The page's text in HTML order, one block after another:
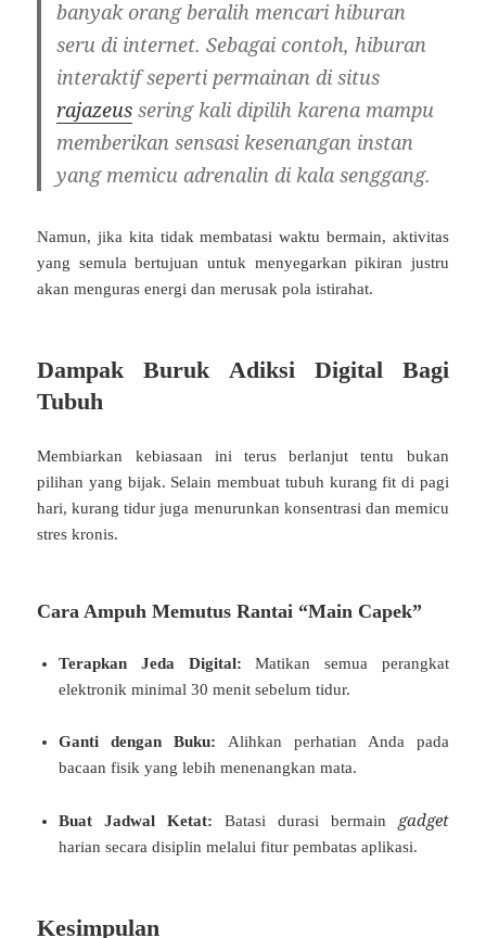
banyak orang beralih mencari hiburan
seru di internet. Sebagai contoh, hiburan
interaktif seperti permainan di situs
rajazeus sering kali dipilih karena mampu
memberikan sensasi kesenangan instan
yang memicu adrenalin di kala senggang.
Namun, jika kita tidak membatasi waktu bermain, aktivitas
yang semula bertujuan untuk menyegarkan pikiran justru
akan menguras energi dan merusak pola istirahat.
Dampak Buruk Adiksi Digital Bagi
Tubuh
Membiarkan kebiasaan ini terus berlanjut tentu bukan
pilihan yang bijak. Selain membuat tubuh kurang fit di pagi
hari, kurang tidur juga menurunkan konsentrasi dan memicu
stres kronis.
Cara Ampuh Memutus Rantai “Main Capek”
Terapkan Jeda Digital: Matikan semua perangkat
elektronik minimal 30 menit sebelum tidur.
Ganti dengan Buku: Alihkan perhatian Anda pada
bacaan fisik yang lebih menenangkan mata.
Buat Jadwal Ketat: Batasi durasi bermain gadget
harian secara disiplin melalui fitur pembatas aplikasi.
Kesimpulan